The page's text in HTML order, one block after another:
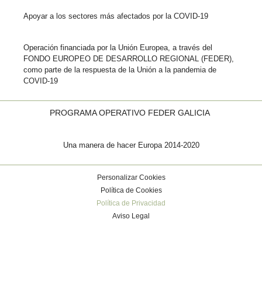
Apoyar a los sectores más afectados por la COVID-19
Operación financiada por la Unión Europea, a través del
FONDO EUROPEO DE DESARROLLO REGIONAL (FEDER),
como parte de la respuesta de la Unión a la pandemia de
COVID-19
PROGRAMA OPERATIVO FEDER GALICIA
Una manera de hacer Europa 2014-2020
Personalizar Cookies
Política de Cookies
Política de Privacidad
Aviso Legal